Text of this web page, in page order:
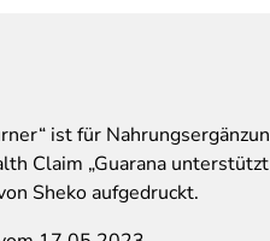
ist für
Claim „Guarana
Sheko aufgedruckt.